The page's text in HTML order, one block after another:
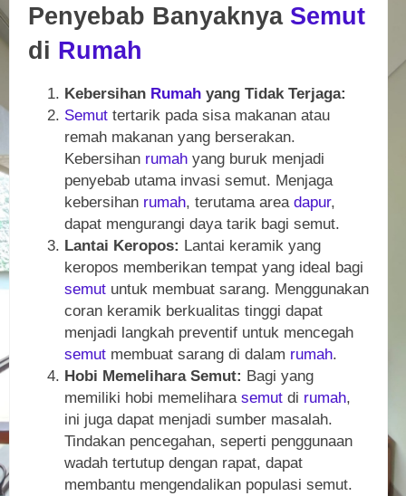
Penyebab Banyaknya Semut
di Rumah
Kebersihan Rumah yang Tidak Terjaga:
Semut tertarik pada sisa makanan atau
remah makanan yang berserakan.
Kebersihan rumah yang buruk menjadi
penyebab utama invasi semut. Menjaga
kebersihan rumah, terutama area dapur,
dapat mengurangi daya tarik bagi semut.
Lantai Keropos: Lantai keramik yang
keropos memberikan tempat yang ideal bagi
semut untuk membuat sarang. Menggunakan
coran keramik berkualitas tinggi dapat
menjadi langkah preventif untuk mencegah
semut membuat sarang di dalam rumah.
Hobi Memelihara Semut: Bagi yang
memiliki hobi memelihara semut di rumah,
ini juga dapat menjadi sumber masalah.
Tindakan pencegahan, seperti penggunaan
wadah tertutup dengan rapat, dapat
membantu mengendalikan populasi semut.